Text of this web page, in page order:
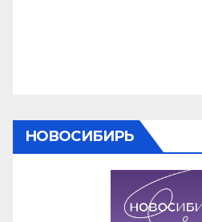
НОВОСИБИРЬ